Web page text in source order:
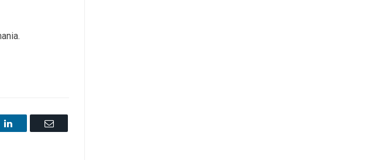
LinkedIn Email